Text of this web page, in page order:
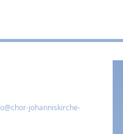
johanniskirche-